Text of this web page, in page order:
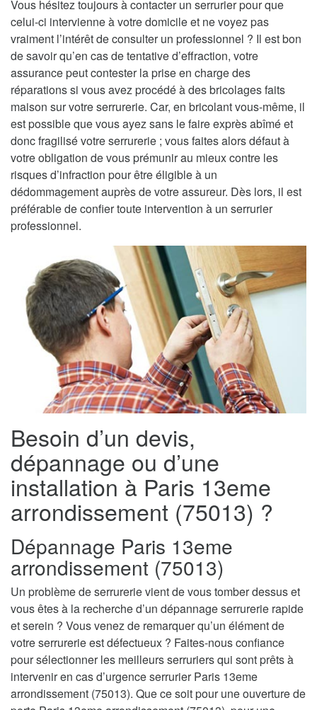
Vous hésitez toujours à contacter un serrurier pour que
celui-ci intervienne à votre domicile et ne voyez pas
vraiment l’intérêt de consulter un professionnel ? Il est bon
de savoir qu’en cas de tentative d’effraction, votre
assurance peut contester la prise en charge des
réparations si vous avez procédé à des bricolages faits
maison sur votre serrurerie. Car, en bricolant vous-même, il
est possible que vous ayez sans le faire exprès abîmé et
donc fragilisé votre serrurerie ; vous faites alors défaut à
votre obligation de vous prémunir au mieux contre les
risques d’infraction pour être éligible à un
dédommagement auprès de votre assureur. Dès lors, il est
préférable de confier toute intervention à un serrurier
professionnel.
Besoin d’un devis,
dépannage ou d’une
installation à Paris 13eme
arrondissement (75013) ?
Dépannage Paris 13eme
arrondissement (75013)
Un problème de serrurerie vient de vous tomber dessus et
vous êtes à la recherche d’un dépannage serrurerie rapide
et serein ? Vous venez de remarquer qu’un élément de
votre serrurerie est défectueux ? Faites-nous confiance
pour sélectionner les meilleurs serruriers qui sont prêts à
intervenir en cas d’urgence serrurier Paris 13eme
arrondissement (75013). Que ce soit pour une ouverture de